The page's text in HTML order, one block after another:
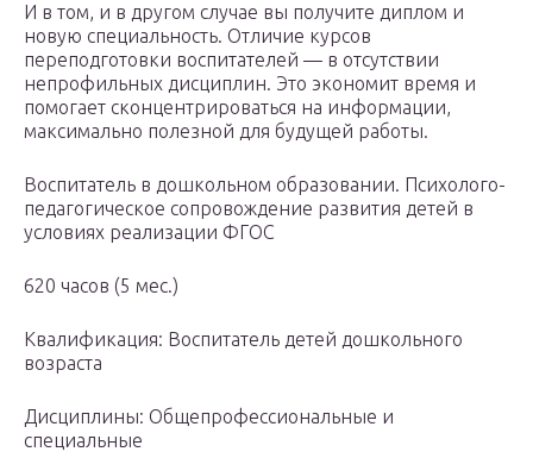
И в том, и в другом случае вы получите диплом и
новую специальность. Отличие курсов
переподготовки воспитателей — в отсутствии
непрофильных дисциплин. Это экономит время и
помогает сконцентрироваться на информации,
максимально полезной для будущей работы.
Воспитатель в дошкольном образовании. Психолого-
педагогическое сопровождение развития детей в
условиях реализации ФГОС
620 часов (5 мес.)
Квалификация: Воспитатель детей дошкольного
возраста
Дисциплины: Общепрофессиональные и
специальные